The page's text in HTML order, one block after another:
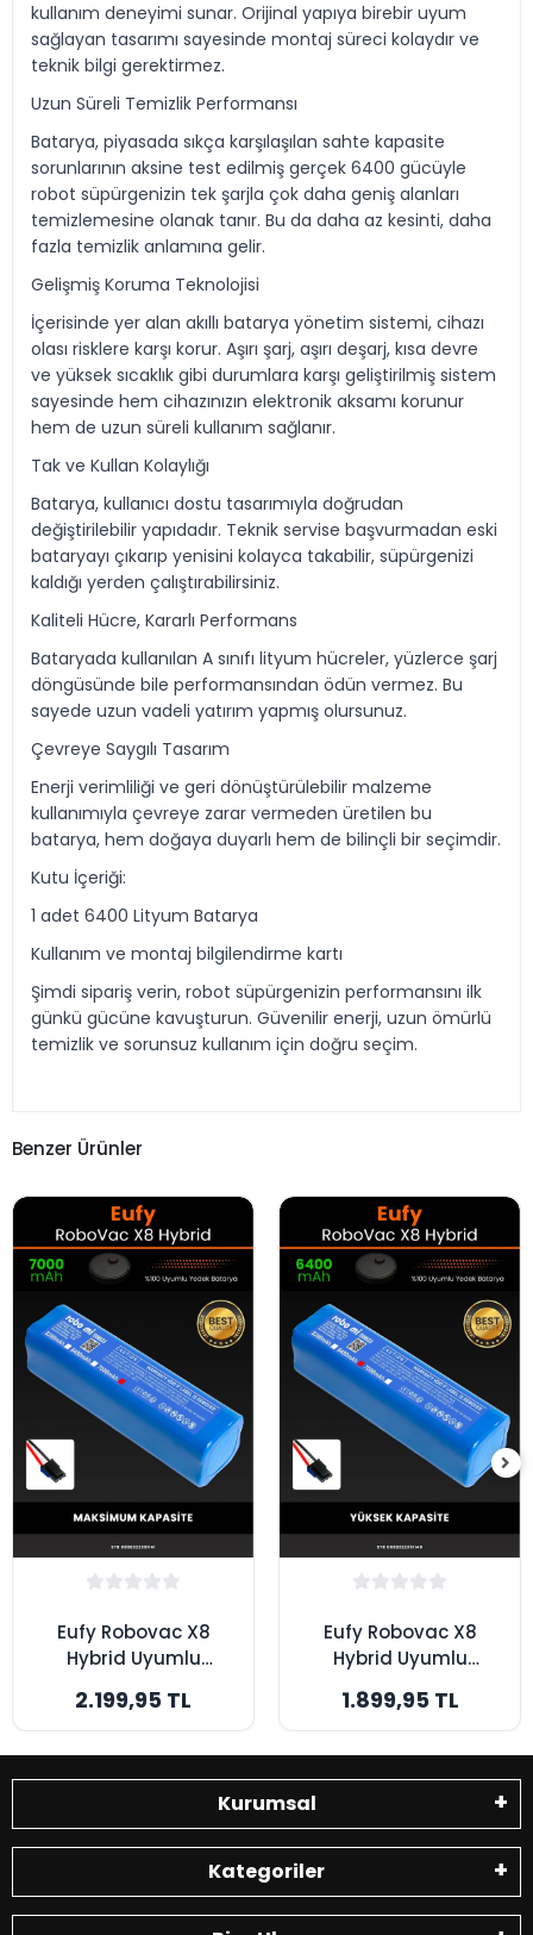
kullanım deneyimi sunar. Orijinal yapıya birebir uyum
sağlayan tasarımı sayesinde montaj süreci kolaydır ve
teknik bilgi gerektirmez.
Uzun Süreli Temizlik Performansı
Batarya, piyasada sıkça karşılaşılan sahte kapasite
sorunlarının aksine test edilmiş gerçek 6400 gücüyle
robot süpürgenizin tek şarjla çok daha geniş alanları
temizlemesine olanak tanır. Bu da daha az kesinti, daha
fazla temizlik anlamına gelir.
Gelişmiş Koruma Teknolojisi
İçerisinde yer alan akıllı batarya yönetim sistemi, cihazı
olası risklere karşı korur. Aşırı şarj, aşırı deşarj, kısa devre
ve yüksek sıcaklık gibi durumlara karşı geliştirilmiş sistem
sayesinde hem cihazınızın elektronik aksamı korunur
hem de uzun süreli kullanım sağlanır.
Tak ve Kullan Kolaylığı
Batarya, kullanıcı dostu tasarımıyla doğrudan
değiştirilebilir yapıdadır. Teknik servise başvurmadan eski
bataryayı çıkarıp yenisini kolayca takabilir, süpürgenizi
kaldığı yerden çalıştırabilirsiniz.
Kaliteli Hücre, Kararlı Performans
Bataryada kullanılan A sınıfı lityum hücreler, yüzlerce şarj
döngüsünde bile performansından ödün vermez. Bu
sayede uzun vadeli yatırım yapmış olursunuz.
Çevreye Saygılı Tasarım
Enerji verimliliği ve geri dönüştürülebilir malzeme
kullanımıyla çevreye zarar vermeden üretilen bu
batarya, hem doğaya duyarlı hem de bilinçli bir seçimdir.
Kutu İçeriği:
1 adet 6400 Lityum Batarya
Kullanım ve montaj bilgilendirme kartı
Şimdi sipariş verin, robot süpürgenizin performansını ilk
günkü gücüne kavuşturun. Güvenilir enerji, uzun ömürlü
temizlik ve sorunsuz kullanım için doğru seçim.
Benzer Ürünler
Eufy Robovac X8
Hybrid Uyumlu
Süpürge Bataryası -
Maksimum Kapasite
2.199,95 TL
Eufy Robovac X8
Hybrid Uyumlu
Süpürge Bataryası -
Yüksek Kapasite
1.899,95 TL
Kurumsal
Kategoriler